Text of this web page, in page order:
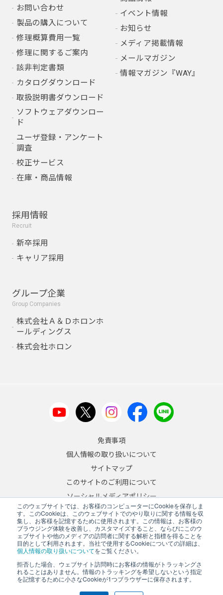
このウェブサイトでは、お客様のコンピューターにCookieを保存しま
す。このCookieは、このウェブサイトでのやり取りに関する情報を収
集し、お客様を記憶するために使用されます。この情報は、お客様の
ブラウジング体験を改善し、カスタマイズすること、ならびにこのウ
ェブサイトや他のメディアの訪問者に関する解析と指標を得ることを
目的として利用されます。当社で使用するCookieについての詳細は、
個人情報の取り扱いについてをご覧ください。
拒否した場合、ウェブサイト訪問時にお客様の情報がトラッキングさ
れることはありません。情報のトラッキングを希望しないという指定
を記憶するために小さなCookieが1つブラウザーに保存されます。
お問い合わせ
製品の購入について
修理概算費用一覧
修理に関するご案内
該非判定書類
カタログダウンロード
取扱説明書ダウンロード
ソフトウェアダウンロー
ド
ユーザ登録・アンケート
調査
校正サービス
在庫・商品情報
イベント情報
お知らせ
メディア掲載情報
メールマガジン
情報マガジン『WAY』
採用情報
Recruit
新卒採用
キャリア採用
グループ企業
Group Companies
株式会社Ａ＆Ｄホロンホ
ールディングス
株式会社ホロン
免責事項
個人情報の取り扱いについて
サイトマップ
このサイトのご利用について
ソーシャルメディアポリシー
反社会的勢力への対応について
JA/EN
Copyright © 2026 A&D Company, Limited